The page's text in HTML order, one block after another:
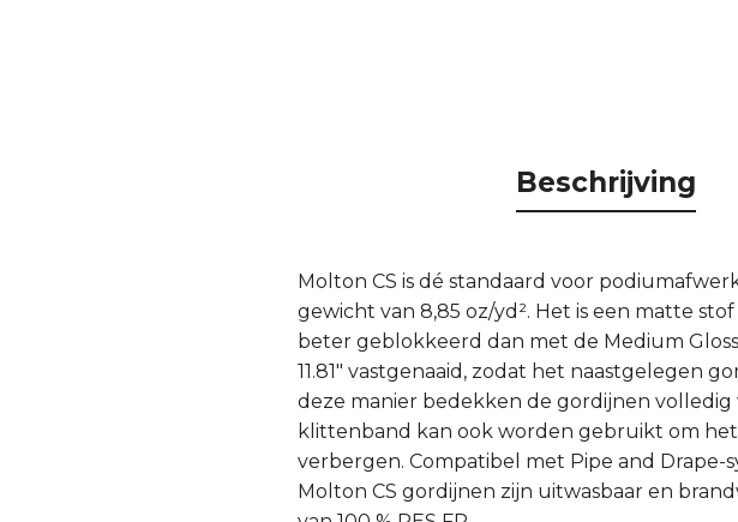
Beschrijving
Molton CS is dé standaard voor
gewicht van 8,85 oz/yd². Het is een matte
beter geblokkeerd dan met de Medium
11.81″ vastgenaaid, zodat het naastgelegen
deze manier bedekken de gordijnen
klittenband kan ook worden gebruikt om
verbergen. Compatibel met Pipe and Drape-
Molton CS gordijnen zijn uitwasbaar en